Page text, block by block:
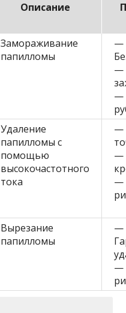
Описание
Замораживание
папилломы
—
—
—
Удаление
папилломы с
помощью
высокочастотного
тока
—
—
—
Вырезание
папилломы
—
—